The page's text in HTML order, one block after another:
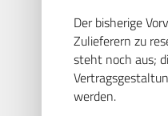
Der bisherige
Zulieferern zu
steht noch aus;
werden.